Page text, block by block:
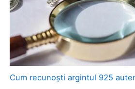
Cum recunoști argintul 925